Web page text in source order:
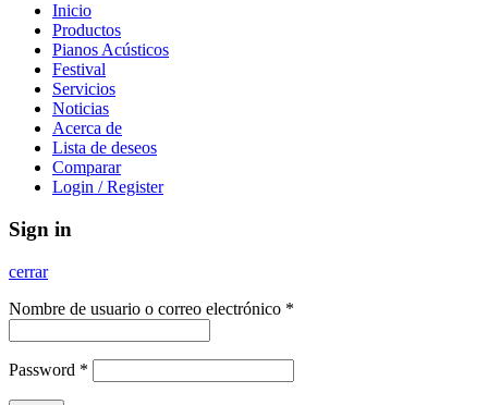
Inicio
Productos
Pianos Acústicos
Festival
Servicios
Noticias
Acerca de
Lista de deseos
Comparar
Login / Register
Sign in
cerrar
Nombre de usuario o correo electrónico *
Password *